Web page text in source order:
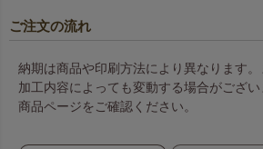
ご注文の流れ
納期は商品や印刷方法により異なります
加工内容によっても変動する場合がござ
商品ページをご確認ください。